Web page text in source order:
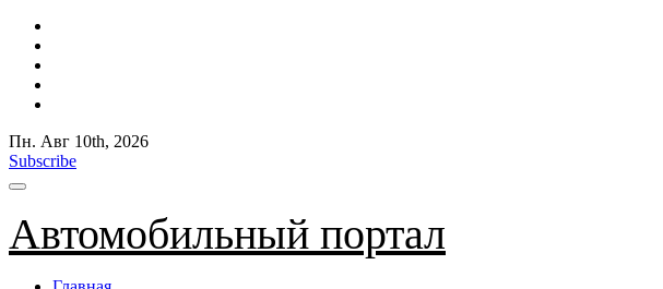
Пн. Авг 10th, 2026
Subscribe
Автомобильный портал